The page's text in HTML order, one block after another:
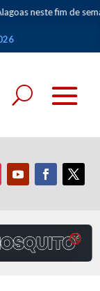
fim de semana •